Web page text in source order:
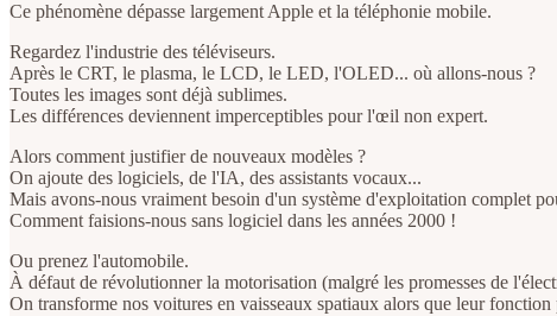
Ce phénomène dépasse largement Apple et la téléphonie mobile.
Regardez l'industrie des téléviseurs.
Après le CRT, le plasma, le LCD, le LED, l'OLED... où allons-nous ?
Toutes les images sont déjà sublimes.
Les différences deviennent imperceptibles pour l'œil non expert.
Alors comment justifier de nouveaux modèles ?
On ajoute des logiciels, de l'IA, des assistants vocaux...
Mais avons-nous vraiment besoin d'un système d'exploitation complet
Comment faisions-nous sans logiciel dans les années 2000 !
Ou prenez l'automobile.
À défaut de révolutionner la motorisation (malgré les promesses de
On transforme nos voitures en vaisseaux spatiaux alors que leur